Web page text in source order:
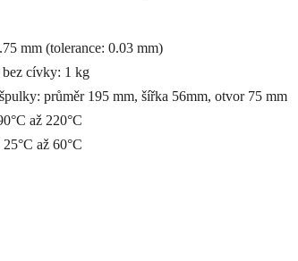
mm (tolerance: 0.03 mm)
cívky: 1 kg
průměr 195 mm, šířka 56mm, otvor 75 mm
až 220°C
až 60°C